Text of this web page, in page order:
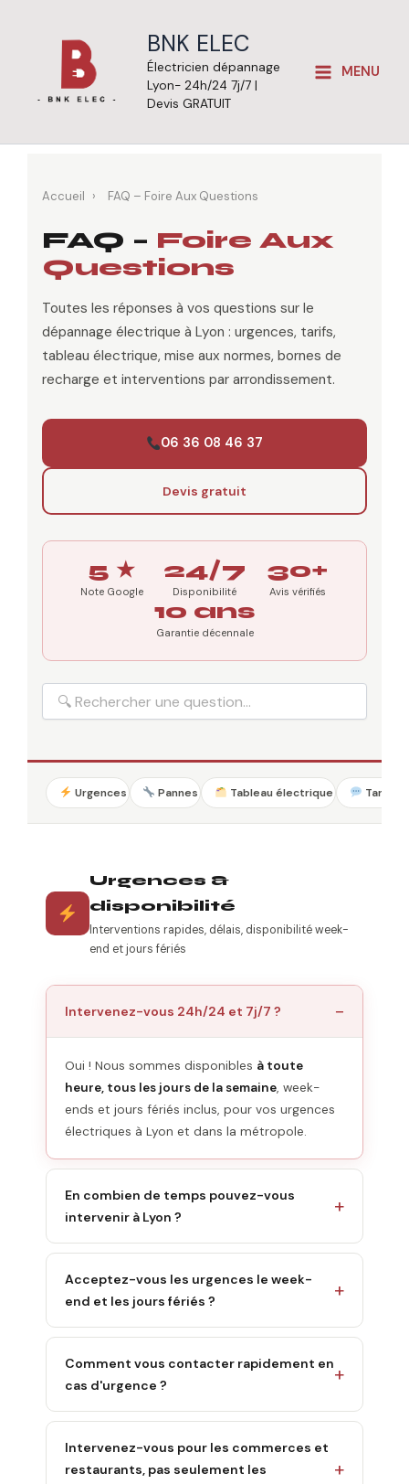
BNK ELEC
Électricien dépannage
Lyon- 24h/24 7j/7 |
Devis GRATUIT
MENU
Accueil › FAQ – Foire Aux Questions
FAQ – Foire Aux
Questions
Toutes les réponses à vos questions sur le
dépannage électrique à Lyon : urgences, tarifs,
tableau électrique, mise aux normes, bornes de
recharge et interventions par arrondissement.
06 36 08 46 37
Devis gratuit
5 ★
Note Google
24/7
Disponibilité
30+
Avis vérifiés
10 ans
Garantie décennale
Urgences Pannes Tableau électrique Tarifs
Urgences &
disponibilité
Interventions rapides, délais, disponibilité week-
end et jours fériés
Intervenez-vous 24h/24 et 7j/7 ?
Oui ! Nous sommes disponibles à toute
heure, tous les jours de la semaine, week-
ends et jours fériés inclus, pour vos urgences
électriques à Lyon et dans la métropole.
En combien de temps pouvez-vous
intervenir à Lyon ?
Acceptez-vous les urgences le week-
end et les jours fériés ?
Comment vous contacter rapidement en
cas d'urgence ?
Intervenez-vous pour les commerces et
restaurants, pas seulement les